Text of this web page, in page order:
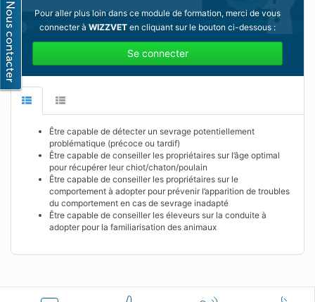
Pour aller plus loin dans ce module de formation, merci de vous
connecter à WIZZVET en cliquant sur le bouton ci-dessous :
Se connecter
Être capable de détecter un sevrage potentiellement
problématique (précoce ou tardif)
Être capable de conseiller les propriétaires sur l’âge optimal
pour récupérer leur chiot/chaton/poulain
Être capable de conseiller les propriétaires sur le
comportement à adopter pour prévenir l’apparition de troubles
du comportement en cas de sevrage inadapté
Être capable de conseiller les éleveurs sur la conduite à
adopter pour la familiarisation des animaux